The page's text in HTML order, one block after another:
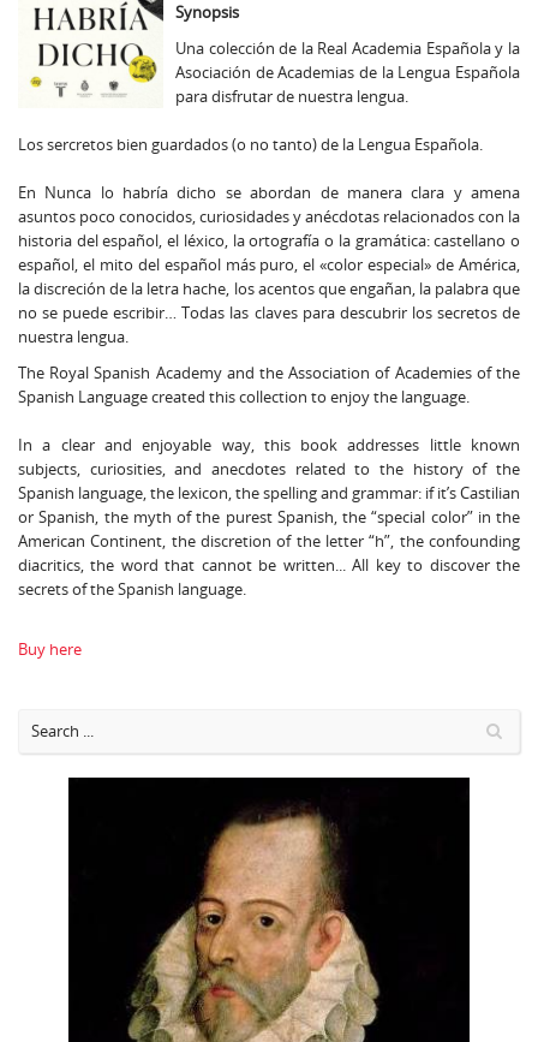
Synopsis
Una colección de la Real Academia Española y la
Asociación de Academias de la Lengua Española
para disfrutar de nuestra lengua.
Los sercretos bien guardados (o no tanto) de la Lengua Española.
En Nunca lo habría dicho se abordan de manera clara y amena
asuntos poco conocidos, curiosidades y anécdotas relacionados con la
historia del español, el léxico, la ortografía o la gramática: castellano o
español, el mito del español más puro, el «color especial» de América,
la discreción de la letra hache, los acentos que engañan, la palabra que
no se puede escribir… Todas las claves para descubrir los secretos de
nuestra lengua.
The Royal Spanish Academy and the Association of Academies of the
Spanish Language created this collection to enjoy the language.
In a clear and enjoyable way, this book addresses little known
subjects, curiosities, and anecdotes related to the history of the
Spanish language, the lexicon, the spelling and grammar: if it’s Castilian
or Spanish, the myth of the purest Spanish, the “special color” in the
American Continent, the discretion of the letter “h”, the confounding
diacritics, the word that cannot be written... All key to discover the
secrets of the Spanish language.
Buy here